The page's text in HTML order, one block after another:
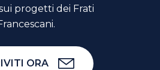
progetti dei Frati
ORA